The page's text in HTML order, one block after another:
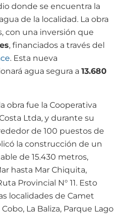
donde se encuentra la
de la localidad. La obra
con una inversión que
, financiados a través del
. Esta nueva
agua segura a 13.680
obra fue la Cooperativa
Ltda, y durante su
de 100 puestos de
la construcción de un
de 15.430 metros,
hasta Mar Chiquita,
Provincial N° 11. Esto
localidades de Camet
La Baliza, Parque Lago